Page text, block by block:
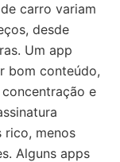
carro variam
desde
Um app
bom conteúdo,
e
rico, menos
Alguns apps